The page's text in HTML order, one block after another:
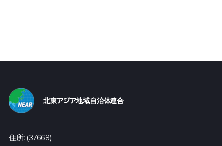
北東アジア地域自治体連合
住所: (37668)